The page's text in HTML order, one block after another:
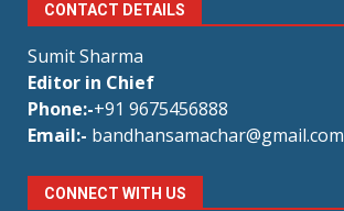
CONTACT DETAILS
Sumit Sharma
Editor in Chief
Phone:-+91 9675456888
Email:- bandhansamachar@gmail.com
CONNECT WITH US